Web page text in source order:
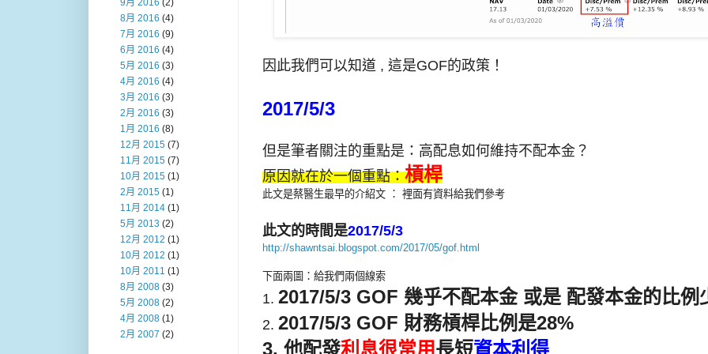
因此我們可以知道 , 這是GOF的政策！
2017/5/3
但是筆者關注的重點是：高配息如何維持不配本金？
原因就在於一個重點：槓桿
此文是蔡醫生最早的介紹文 ： 裡面有資料給我們參考
此文的時間是2017/5/3
http://shawntsai.blogspot.com/2017/05/gof.html
下面兩圖：給我們兩個線索
1. 2017/5/3 GOF 幾乎不配本金 或是 配發本金的比例
2. 2017/5/3 GOF 財務槓桿比例是28%
3. 他配發利息很常用長短資本利得
9月 2016 (2)
8月 2016 (4)
7月 2016 (9)
6月 2016 (4)
5月 2016 (3)
4月 2016 (4)
3月 2016 (3)
2月 2016 (3)
1月 2016 (8)
12月 2015 (7)
11月 2015 (7)
10月 2015 (1)
2月 2015 (1)
11月 2014 (1)
5月 2013 (2)
12月 2012 (1)
10月 2012 (1)
10月 2011 (1)
8月 2008 (3)
5月 2008 (2)
4月 2008 (1)
2月 2007 (2)